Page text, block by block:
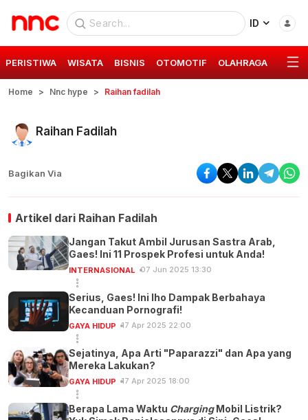
ID
PERISTIWA WISATA BISNIS OTOMOTIF OLAHRAGA GAYA
Home Nnc hype Raihan fadilah
Raihan Fadilah
Bagikan Via
Artikel dari Raihan Fadilah
Jangan Takut Ambil Jurusan Sastra Arab,
Gaes! Ini 11 Prospek Profesi untuk Anda!
INTERNASIONAL 07 Jun 2025 13:30
Serius, Gaes! Ini lho Dampak Berbahaya
Kecanduan Pornografi!
GAYA HIDUP 17 Apr 2025 22:00
Sejatinya, Apa Arti "Paparazzi" dan Apa yang
Mereka Lakukan?
GAYA HIDUP 17 Apr 2025 18:00
Berapa Lama Waktu ChargingMobil Listrik?